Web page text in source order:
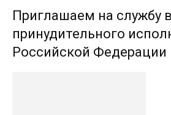
Приглашаем на службу
принудительного
Российской Федерации